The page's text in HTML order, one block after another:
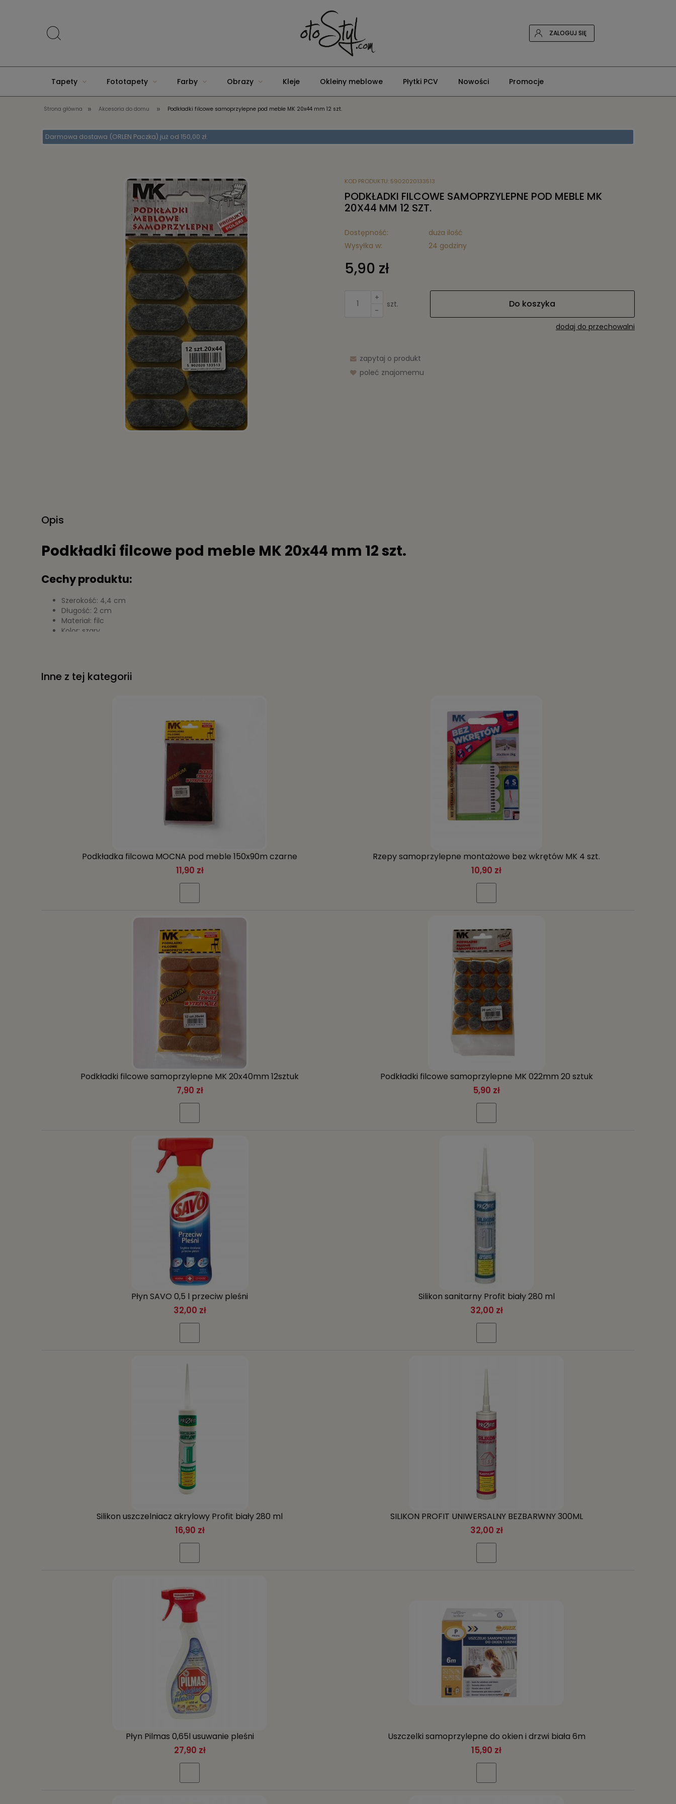
ZALOGUJ SIĘ
Tapety Fototapety Farby Obrazy Kleje Okleiny meblowe Płytki PCV Nowości Promocje
Akcesoria do domu
Strona główna » Akcesoria do domu » Podkładki filcowe samoprzylepne pod meble MK 20x44 mm 12 szt.
Darmowa dostawa (ORLEN Paczka) już od 150,00 zł.
KOD PRODUKTU: 5902020133513
PODKŁADKI FILCOWE SAMOPRZYLEPNE POD MEBLE MK
20X44 MM 12 SZT.
Dostępność:
duża ilość
Wysyłka w:
24 godziny
5,90 zł
+
-
szt. Do koszyka
dodaj do przechowalni
zapytaj o produkt
poleć znajomemu
Opis
Podkładki filcowe pod meble MK 20x44 mm 12 szt.
Cechy produktu:
Szerokość: 4,4 cm
Długość: 2 cm
Materiał: filc
Kolor: szary
Podkładki filcowe pod meble MK 20x44 mm 12 szt. to wybór dla osób, które chcą zabezpieczyć swoje podłogi przed zarysowaniami i uszkodzeniami. Filc, z którego
Podkładki filcowe pod meble MK 20x44 mm 12 szt. są dostępne w kolorze szarym, co pozwala na dostosowanie ich do koloru podłogi. W opakowaniu znajduje się 12 sztuk
podkładek, co pozwala na zabezpieczenie większej ilości mebli.
Dzięki zastosowaniu podkładek filcowych pod meble MK 20x44 mm 12 szt. można uniknąć kosztownych napraw lub wymiany podłogi. To produkt wysokiej jakości, który z
Inne z tej kategorii
Podkładka filcowa MOCNA pod meble 150x90m czarne
11,90 zł
Rzepy samoprzylepne montażowe bez wkrętów MK 4 szt.
10,90 zł
Podkładki filcowe samoprzylepne MK 20x40mm 12sztuk
7,90 zł
Podkładki filcowe samoprzylepne MK 022mm 20 sztuk
5,90 zł
Płyn SAVO 0,5 l przeciw pleśni
32,00 zł
Silikon sanitarny Profit biały 280 ml
32,00 zł
Silikon uszczelniacz akrylowy Profit biały 280 ml
16,90 zł
SILIKON PROFIT UNIWERSALNY BEZBARWNY 300ML
32,00 zł
Płyn Pilmas 0,65l usuwanie pleśni
27,90 zł
Uszczelki samoprzylepne do okien i drzwi biała 6m
15,90 zł